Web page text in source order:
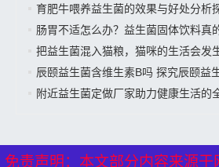
育肥牛喂养益生菌的效果与好处分析
肠胃不适怎么办？益生菌固体饮料真
把益生菌混入猫粮，猫咪的生活会发
辰颐益生菌含维生素B吗 探究辰颐益生菌
附近益生菌定做厂家助力健康生活的
免责声明：本文部分内容来源于
免责声明：本文部分内容来源于